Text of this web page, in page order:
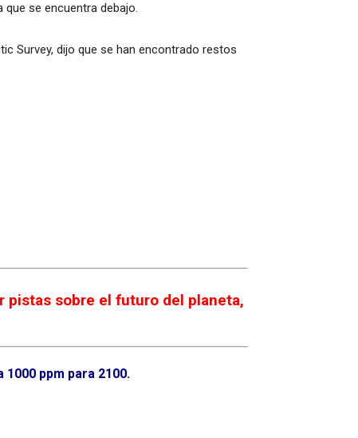
se encuentra debajo.
Survey, dijo que se han encontrado restos
pistas sobre el futuro del planeta,
ppm para 2100.